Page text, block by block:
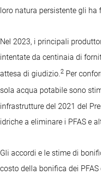
loro natura persistente gli
Nel 2023, i principali
intentate da centinaia di
attesa di giudizio.2 Per
sola acqua potabile sono
infrastrutture del 2021 del
idriche a eliminare i PFAS e
Gli accordi e le stime di
costo della bonifica dei